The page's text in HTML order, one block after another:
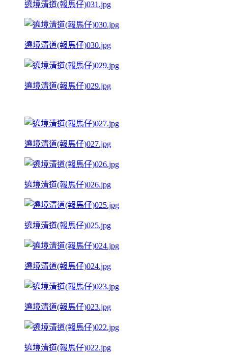
遶境清道(報馬仔)031.jpg
遶境清道(報馬仔)030.jpg
遶境清道(報馬仔)029.jpg
遶境清道(報馬仔)027.jpg
遶境清道(報馬仔)026.jpg
遶境清道(報馬仔)025.jpg
遶境清道(報馬仔)024.jpg
遶境清道(報馬仔)023.jpg
遶境清道(報馬仔)022.jpg